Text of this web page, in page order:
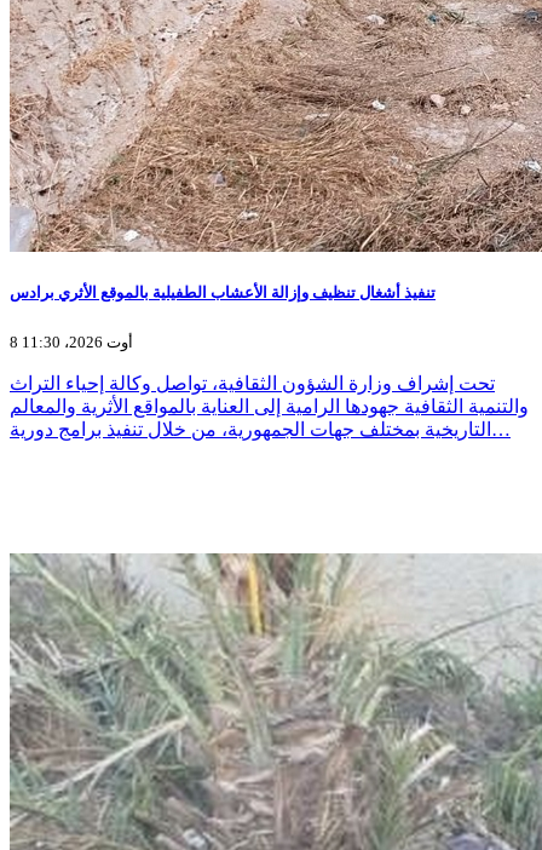
تنفيذ أشغال تنظيف وإزالة الأعشاب الطفيلية بالموقع الأثري برادس
8 أوت 2026، 11:30
تحت إشراف وزارة الشؤون الثقافية، تواصل وكالة إحياء التراث
والتنمية الثقافية جهودها الرامية إلى العناية بالمواقع الأثرية والمعالم
التاريخية بمختلف جهات الجمهورية، من خلال تنفيذ برامج دورية…